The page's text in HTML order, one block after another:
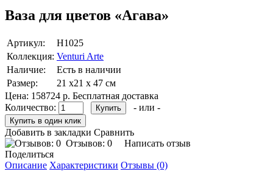
Ваза для цветов «Агава»
Артикул:
Н1025
Коллекция: Venturi Arte
Наличие:
Есть в наличии
Размер:
21 х21 х 47 см
Цена: 158724 р. Бесплатная доставка
Количество:
- или -
Добавить в закладки Сравнить
Отзывов: 0
Написать отзыв
Поделиться
Описание Характеристики Отзывы (0)